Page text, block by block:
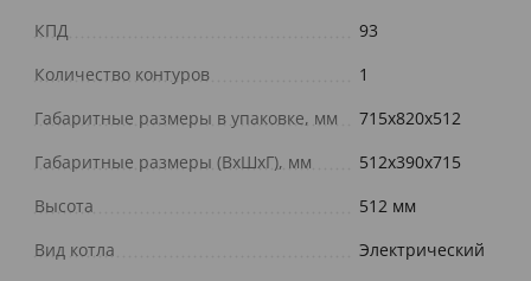
КПД
93
Количество контуров
1
Габаритные размеры в упаковке, мм
715х820х512
Габаритные размеры (ВхШхГ), мм
512х390х715
Высота
512 мм
Вид котла
Электрический